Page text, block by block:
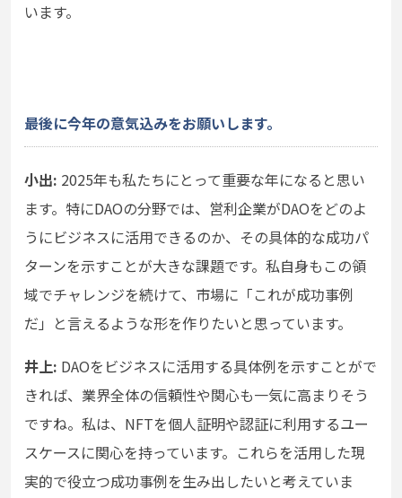
います。
最後に今年の意気込みをお願いします。
小出: 2025年も私たちにとって重要な年になると思い
ます。特にDAOの分野では、営利企業がDAOをどのよ
うにビジネスに活用できるのか、その具体的な成功パ
ターンを示すことが大きな課題です。私自身もこの領
域でチャレンジを続けて、市場に「これが成功事例
だ」と言えるような形を作りたいと思っています。
井上: DAOをビジネスに活用する具体例を示すことがで
きれば、業界全体の信頼性や関心も一気に高まりそう
ですね。私は、NFTを個人証明や認証に利用するユー
スケースに関心を持っています。これらを活用した現
実的で役立つ成功事例を生み出したいと考えていま